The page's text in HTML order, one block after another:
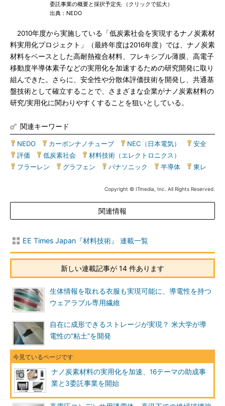
委託事業の概要と採択予定先 （クリックで拡大）
出典：NEDO
2010年度から実施している「低炭素社会を実現するナノ炭素材
料実用化プロジェクト」（最終年度は2016年度）では、ナノ炭素
材料をベースとした高耐熱複合材料、フレキシブル薄膜、高電子
移動度半導体素子などの実用化を加速するための研究開発に取り
組んできた。さらに、安全性や分散体評価技術を開発し、共通基
盤技術として確立することで、さまざまな企業がナノ炭素材料の
研究/実用化に関わりやすくすることを狙いとしている。
関連キーワード
NEDO カーボンナノチューブ NEC（日本電気） 安全
評価
低炭素社会 材料技術（エレクトロニクス）
フラーレン
グラフェン パナソニック 半導体 東レ
Copyright © ITmedia, Inc. All Rights Reserved.
関連情報
EE Times Japan『材料技術』 連載一覧
新しい連載記事が 14 件あります
生体情報を取れる衣服も実現可能に、導電性を持つ
ウェアラブル専用繊維
自在に成形できるストレージが実現？ 米大学が導
電性の“粘土”を開発
ナノ炭素材料の実用化を加速、16テーマの助成事
業と3委託事業を開始